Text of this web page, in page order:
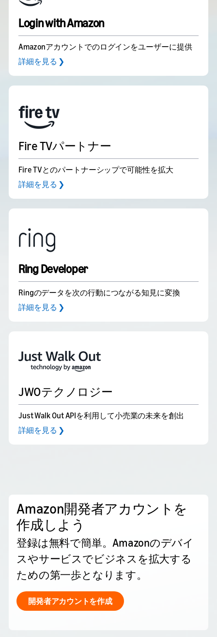
Login with Amazon
Amazonアカウントでのログインをユーザーに提供
詳細を見る ❯
Fire TVパートナー
Fire TVとのパートナーシップで可能性を拡大
詳細を見る ❯
Ring Developer
Ringのデータを次の行動につながる知見に変換
詳細を見る ❯
JWOテクノロジー
Just Walk Out APIを利用して小売業の未来を創出
詳細を見る ❯
Amazon開発者アカウントを
作成しよう
登録は無料で簡単。Amazonのデバイ
スやサービスでビジネスを拡大する
ための第一歩となります。
開発者アカウントを作成